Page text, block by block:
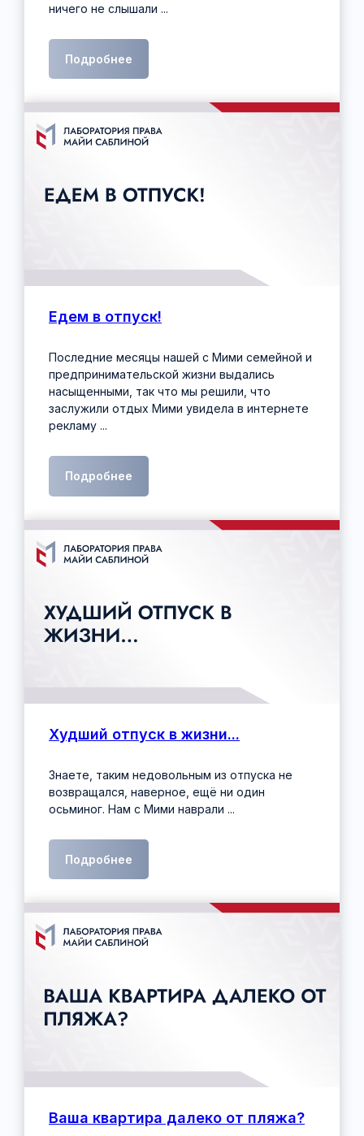
ничего не слышали ...
Подробнее
Едем в отпуск!
Последние месяцы нашей с Мими семейной и
предпринимательской жизни выдались
насыщенными, так что мы решили, что
заслужили отдых Мими увидела в интернете
рекламу ...
Подробнее
Худший отпуск в жизни...
Знаете, таким недовольным из отпуска не
возвращался, наверное, ещё ни один
осьминог. Нам с Мими наврали ...
Подробнее
Ваша квартира далеко от пляжа?